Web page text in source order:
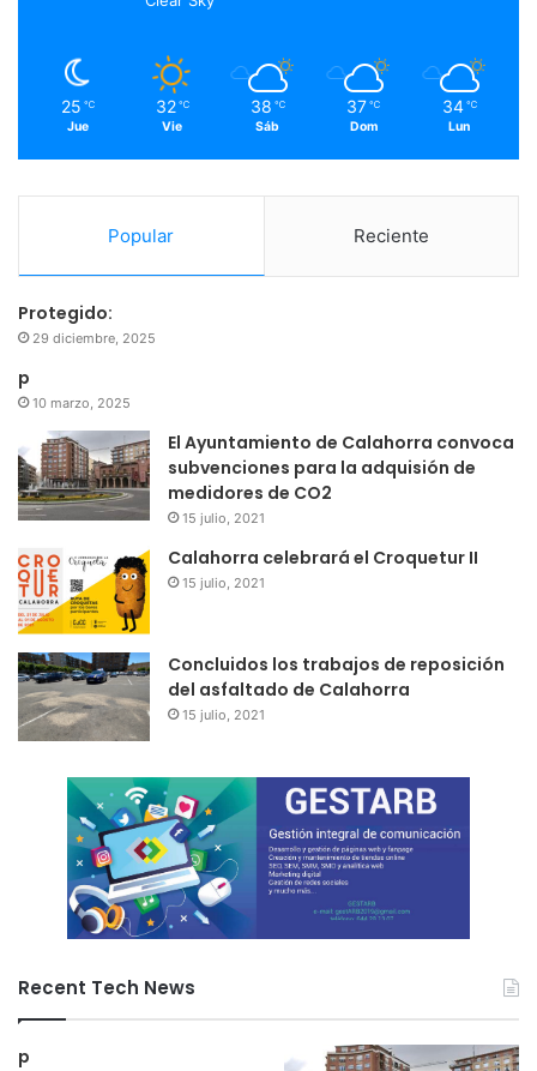
m
25 ℃
Jue
32 ℃
Vie
38 ℃
Sáb
37 ℃
Dom
34 ℃
Lun
Popular Reciente
Protegido:
29 diciembre, 2025
p
10 marzo, 2025
El Ayuntamiento de Calahorra convoca
subvenciones para la adquisión de
medidores de CO2
15 julio, 2021
Calahorra celebrará el Croquetur II
15 julio, 2021
Concluidos los trabajos de reposición
del asfaltado de Calahorra
15 julio, 2021
Recent Tech News
p